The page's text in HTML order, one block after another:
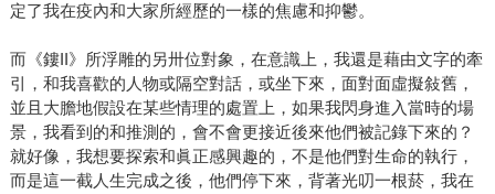
定了我在疫內和大家所經歷的一樣的焦慮和抑鬱。
而《鏤II》所浮雕的另卅位對象，在意識上，我還是藉由文字的牽
引，和我喜歡的人物或隔空對話，或坐下來，面對面虛擬敍舊，
並且大膽地假設在某些情理的處置上，如果我閃身進入當時的場
景，我看到的和推測的，會不會更接近後來他們被記錄下來的？
就好像，我想要探索和眞正感興趣的，不是他們對生命的執行，
而是這一截人生完成之後，他們停下來，背著光叨一根菸，我在